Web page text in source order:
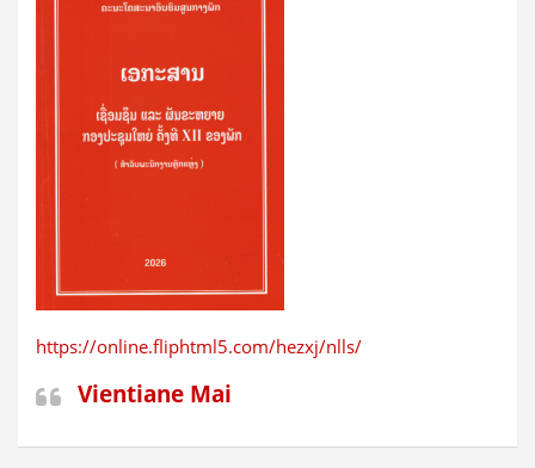
https://online.fliphtml5.com/hezxj/nlls/
Vientiane Mai